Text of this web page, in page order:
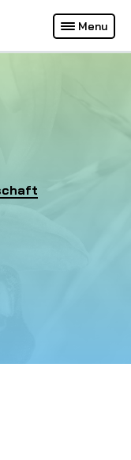
Menu